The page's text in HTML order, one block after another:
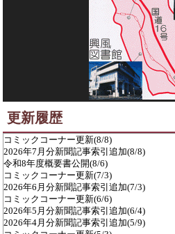
更新履歴
コミックコーナー更新(8/8)
2026年7月分新聞記事索引追加(8/8)
令和8年度概要書公開(8/6)
コミックコーナー更新(7/3)
2026年6月分新聞記事索引追加(7/3)
コミックコーナー更新(6/6)
2026年5月分新聞記事索引追加(6/4)
2026年4月分新聞記事索引追加(5/9)